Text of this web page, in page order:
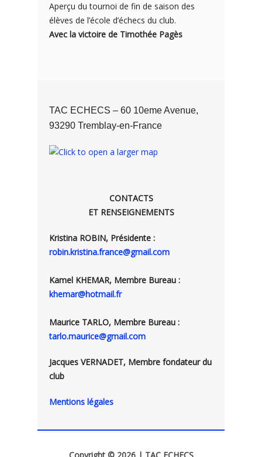
Aperçu du tournoi de fin de saison des
élèves de l’école d’échecs du club.
Avec la victoire de Timothée Pagès
TAC ECHECS – 60 10eme Avenue,
93290 Tremblay-en-France
CONTACTS
ET RENSEIGNEMENTS
Kristina ROBIN, Présidente :
robin.kristina.france@gmail.com
Kamel KHEMAR, Membre Bureau :
khemar@hotmail.fr
Maurice TARLO, Membre Bureau :
tarlo.maurice@gmail.com
Jacques VERNADET, Membre fondateur du
club
Mentions légales